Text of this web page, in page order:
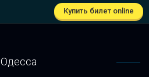
Купить билет online
Одесса